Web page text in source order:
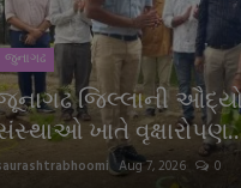
જુનાગઢ
જિલ્લાની
ખાતે
Aug 7, 2026 0